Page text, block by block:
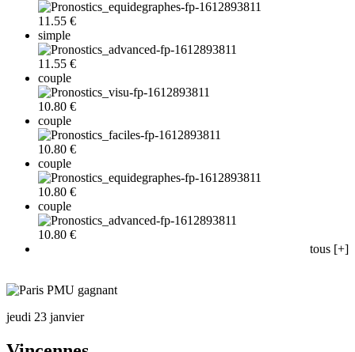
11.55 €
simple
11.55 €
couple
10.80 €
couple
10.80 €
couple
10.80 €
couple
10.80 €
tous [+]
jeudi 23 janvier